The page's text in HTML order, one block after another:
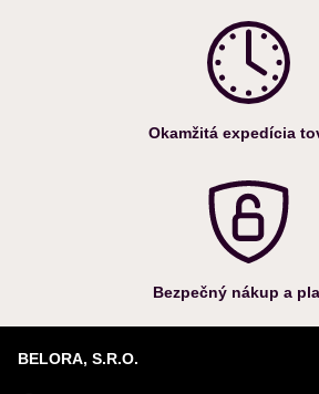
Okamžitá expedícia
Bezpečný nákup a
BELORA, S.R.O.